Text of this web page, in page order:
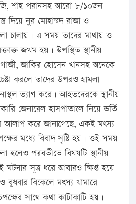
শাহ পরানসহ আরো ৮/১০জন
দিয়ে নুর মোহাম্মদ রাজা ও
চালায়। এ সময় তাদের মাথায় ও
জখম হয়। উপস্থিত স্থানীয়
জাকির হোসেন খানসহ অনেকে
করলে তাদের উপরও হামলা
ত্যাগ করে। আহতদেরকে স্থানীয়
জেনারেল হাসপাতালে নিয়ে ভর্তি
আলাপ করে জানাগেছে, একই মৎস্য
মধ্যে বিবাদ সৃষ্টি হয়। ওই সময়
হলেও পরবর্তীতে বিষয়টি স্থানীয়
ঘটনার সূত্র ধরে আবারও ক্ষিপ্ত হয়ে
বিকেলে মৎস্য খামারে
সাথে কথা কাটাকাটি হয়।